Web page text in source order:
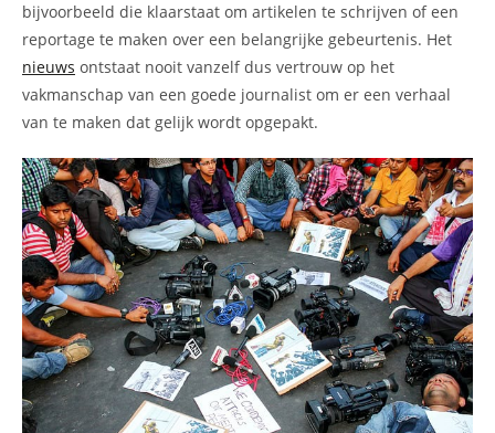
bijvoorbeeld die klaarstaat om artikelen te schrijven of een
reportage te maken over een belangrijke gebeurtenis. Het
nieuws ontstaat nooit vanzelf dus vertrouw op het
vakmanschap van een goede journalist om er een verhaal
van te maken dat gelijk wordt opgepakt.